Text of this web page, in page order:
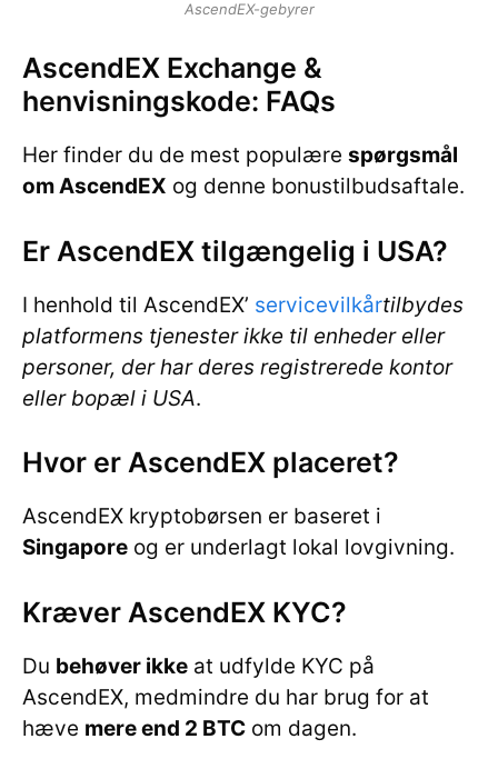
AscendEX-gebyrer
AscendEX Exchange &
henvisningskode: FAQs
Her finder du de mest populære spørgsmål
om AscendEX og denne bonustilbudsaftale.
Er AscendEX tilgængelig i USA?
I henhold til AscendEX’ servicevilkårtilbydes
platformens tjenester ikke til enheder eller
personer, der har deres registrerede kontor
eller bopæl i USA.
Hvor er AscendEX placeret?
AscendEX kryptobørsen er baseret i
Singapore og er underlagt lokal lovgivning.
Kræver AscendEX KYC?
Du behøver ikke at udfylde KYC på
AscendEX, medmindre du har brug for at
hæve mere end 2 BTC om dagen.